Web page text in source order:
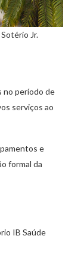
Jr.
no período de
serviços ao
e
formal da
IB Saúde